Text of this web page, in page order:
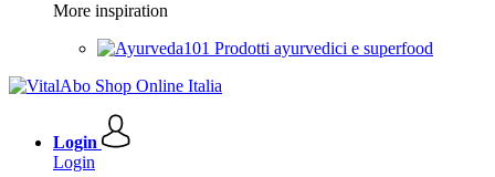
More inspiration
Prodotti ayurvedici e superfood
Login
Login